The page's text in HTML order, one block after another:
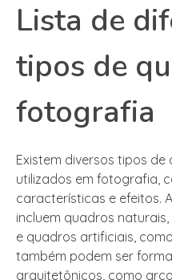
Lista de
tipos de
fotografia
Existem diversos tipos
utilizados em fotografia,
características e efeitos.
incluem quadros
e quadros artificiais,
também podem ser
arquitetônicos, como